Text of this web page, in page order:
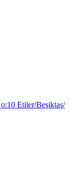
Etiler/Beşiktaş/